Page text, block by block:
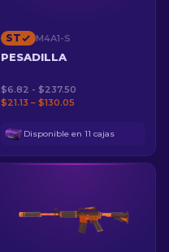
ST M4A1-S
PESADILLA
$6.82 - $237.50
$21.13 – $130.05
Disponible en 11 cajas